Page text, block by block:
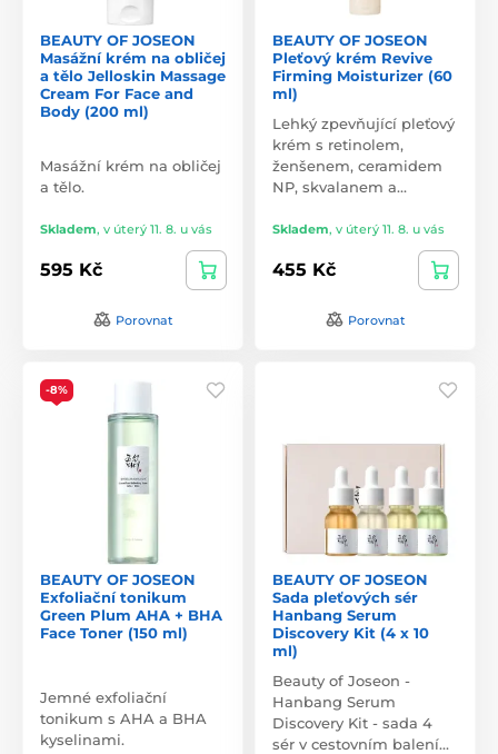
BEAUTY OF JOSEON
Masážní krém na obličej
a tělo Jelloskin Massage
Cream For Face and
Body (200 ml)
Masážní krém na obličej
a tělo.
Skladem, v úterý 11. 8. u vás
595 Kč
Porovnat
BEAUTY OF JOSEON
Pleťový krém Revive
Firming Moisturizer (60
ml)
Lehký zpevňující pleťový
krém s retinolem,
ženšenem, ceramidem
NP, skvalanem a…
Skladem, v úterý 11. 8. u vás
455 Kč
Porovnat
-8%
BEAUTY OF JOSEON
Exfoliační tonikum
Green Plum AHA + BHA
Face Toner (150 ml)
Jemné exfoliační
tonikum s AHA a BHA
kyselinami.
BEAUTY OF JOSEON
Sada pleťových sér
Hanbang Serum
Discovery Kit (4 x 10
ml)
Beauty of Joseon -
Hanbang Serum
Discovery Kit - sada 4
sér v cestovním balení…